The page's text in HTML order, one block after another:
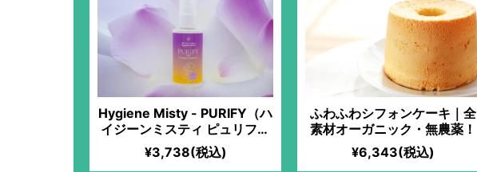
Hygiene Misty - PURIFY（ハ
イジーンミスティ ピュリファ
イ）
¥3,738(税込)
ふわふわシフォンケーキ｜全
素材オーガニック・無農薬！
¥6,343(税込)